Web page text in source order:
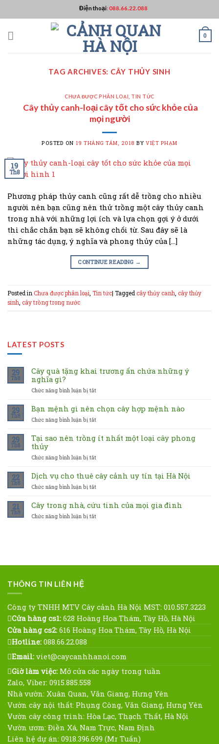
to
Điện thoại:088.66.22.088
0
TAG ARCHIVES: CÂY THỦY SINH
CHƯA ĐƯỢC PHÂN LOẠI, TIN TỨC
Cây thủy canh-loại cây tốt cho sức khỏe của
mọi người
POSTED ON 19 THÁNG TÁM, 2018 BY VIỆT PHẠM
19
Th8
Phương pháp thủy canh cũng rất dễ trồng cho nhiều
người nên bạn cũng nên thử trồng một cây thủy canh
trong nhà với những lợi ích và lựa chọn gợi ý ở dưới
thì chắc chắn bạn sẽ không chối từ. Sau đây sẽ là
những tác dụng, ý nghĩa và phong thủy của […]
CONTINUE READING →
Posted in Chưa được phân loại, Tin tức| Tagged cây thủy canh, cây thủy
sinh, cây trồng trong nước
LATEST POSTS
29
Th8
Cây quà tặng khai trương ẩn chứa những ý
nghĩa gì?
Chức năng bình luận bị tắt
quà
ẩn
gì?
29
Th8
Bạn mệnh gì nên chọn cây hợp mệnh nào
Chức năng bình luận bị tắt
mệnh
hợp
29
Th8
Tại sao nên trồng ít nhất một loại cây phong
thủy
Chức năng bình luận bị tắt
sao
nên
nhất
22
Th8
Dịch vụ cho thuê cây cảnh uy tín tại Hà Nội
Chức năng bình luận bị tắt
vụ
Hà
21
Th8
Cây trong nhà, cứu tinh của mọi gia đình
Chức năng bình luận bị tắt
THÔNG TIN LIÊN HỆ
Công ty TNHH MTV Cây cảnh Hà Nội MST: 010.557.3223
Cửa hàng cs1: 628 Hoàng Hoa Thám, Tây Hồ, Hà Nội
Cửa hàng cs2: 616 Hoàng Hoa Thám, Tây Hồ, Hà Nội
Hotline: 088.66.22.088
Email: viet@caycanhhanoi.com
Giờ làm việc: Mở cửa các ngày trong tuần
Zalo, Viber: 0915.885.558
Nhà vườn: Xuân Quan, Văn Giang, Hưng Yên
Vườn cây nội thất: Phụng Công, Văn Giang, Hưng Yên
Vườn cây công trình: Hòa Lạc, Thạch Thất, Hà Nội
Vườn ươm: Điền Xá, Nam Trực, Nam Định
Liên hệ dự án: 0918.396.699 (Mr Tuấn)